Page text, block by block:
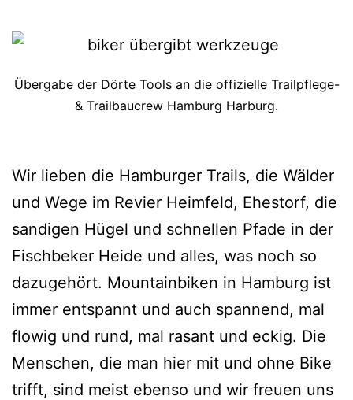
Übergabe der Dörte Tools an die offizielle Trailpflege-
& Trailbaucrew Hamburg Harburg.
Wir lieben die Hamburger Trails, die Wälder
und Wege im Revier Heimfeld, Ehestorf, die
sandigen Hügel und schnellen Pfade in der
Fischbeker Heide und alles, was noch so
dazugehört. Mountainbiken in Hamburg ist
immer entspannt und auch spannend, mal
flowig und rund, mal rasant und eckig. Die
Menschen, die man hier mit und ohne Bike
trifft, sind meist ebenso und wir freuen uns